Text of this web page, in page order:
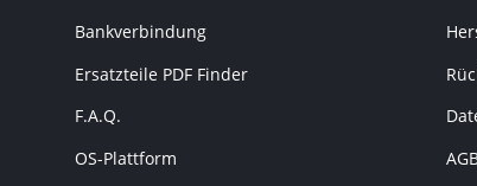
Bankverbindung
Ersatzteile PDF Finder
F.A.Q.
OS-Plattform